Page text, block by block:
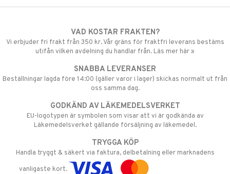
VAD KOSTAR FRAKTEN?
Vi erbjuder fri frakt från 350 kr. Vår gräns för fraktfri leverans bestäms
utifån vilken avdelning du handlar från. Läs mer här »
SNABBA LEVERANSER
Beställningar lagda före 14:00 (gäller varor i lager) skickas normalt ut från
oss samma dag.
GODKÄND AV LÄKEMEDELSVERKET
EU-logotypen är symbolen som visar att vi är godkända av
Läkemedelsverket gällande försäljning av läkemedel.
TRYGGA KÖP
Handla tryggt & säkert via faktura, delbetalning eller marknadens
vanligaste kort.